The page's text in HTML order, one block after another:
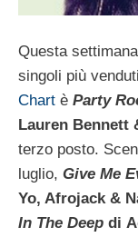
Questa
singoli più
Chart è Party
Lauren Bennett
terzo posto.
luglio, Give Me
Yo, Afrojack &
In The Deep di